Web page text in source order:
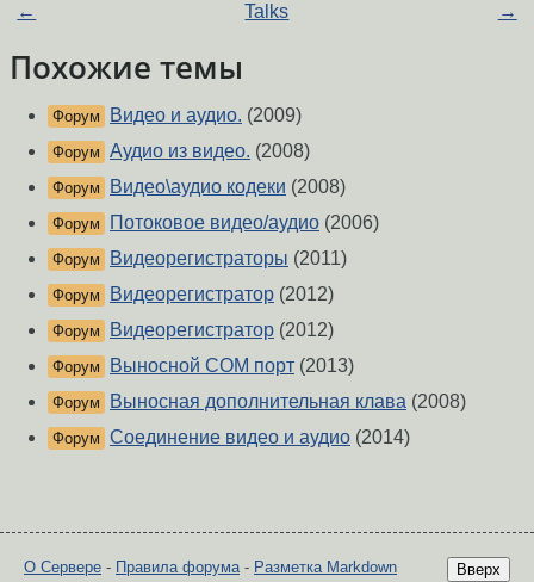
← Talks →
Похожие темы
Форум Видео и аудио. (2009)
Форум Аудио из видео. (2008)
Форум Видео\аудио кодеки (2008)
Форум Потоковое видео/аудио (2006)
Форум Видеорегистраторы (2011)
Форум Видеорегистратор (2012)
Форум Видеорегистратор (2012)
Форум Выносной COM порт (2013)
Форум Выносная дополнительная клава (2008)
Форум Соединение видео и аудио (2014)
Вверх
О Сервере - Правила форума- Разметка Markdown